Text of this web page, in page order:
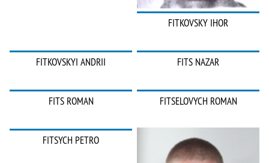
FITKOVSKY IHOR
FITKOVSKYI ANDRII FITS NAZAR
FITS ROMAN FITSELOVYCH ROMAN
FITSYCH PETRO